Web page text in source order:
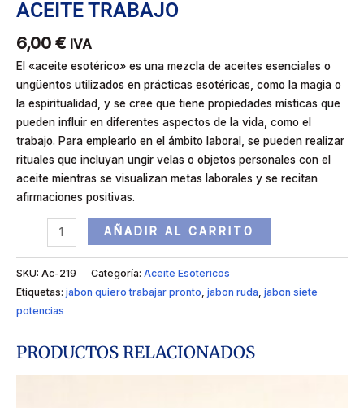
ACEITE TRABAJO
6,00 € IVA
El «aceite esotérico» es una mezcla de aceites esenciales o
ungüentos utilizados en prácticas esotéricas, como la magia o
la espiritualidad, y se cree que tiene propiedades místicas que
pueden influir en diferentes aspectos de la vida, como el
trabajo. Para emplearlo en el ámbito laboral, se pueden realizar
rituales que incluyan ungir velas o objetos personales con el
aceite mientras se visualizan metas laborales y se recitan
afirmaciones positivas.
AÑADIR AL CARRITO
SKU: Ac-219 Categoría: Aceite Esotericos
Etiquetas: jabon quiero trabajar pronto jabon ruda jabon siete
potencias
PRODUCTOS RELACIONADOS